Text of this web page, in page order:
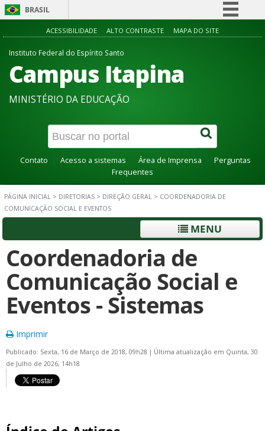
BRASIL
Simplifique!
Acesso à informação
Canais
ACESSIBILIDADE ALTO CONTRASTE MAPA DO SITE
Instituto Federal do Espírito Santo
Campus Itapina
MINISTÉRIO DA EDUCAÇÃO
Contato Acesso a sistemas Área de Imprensa
Perguntas
Frequentes
PÁGINA INICIAL > DIRETORIAS > DIREÇÃO GERAL > COORDENADORIA DE
COMUNICAÇÃO SOCIAL E EVENTOS
MENU
Coordenadoria de
Comunicação Social e
Eventos - Sistemas
Imprimir
Publicado: Sexta, 16 de Março de 2018, 09h28 | Última atualização em Quinta, 30
de Julho de 2026, 14h18